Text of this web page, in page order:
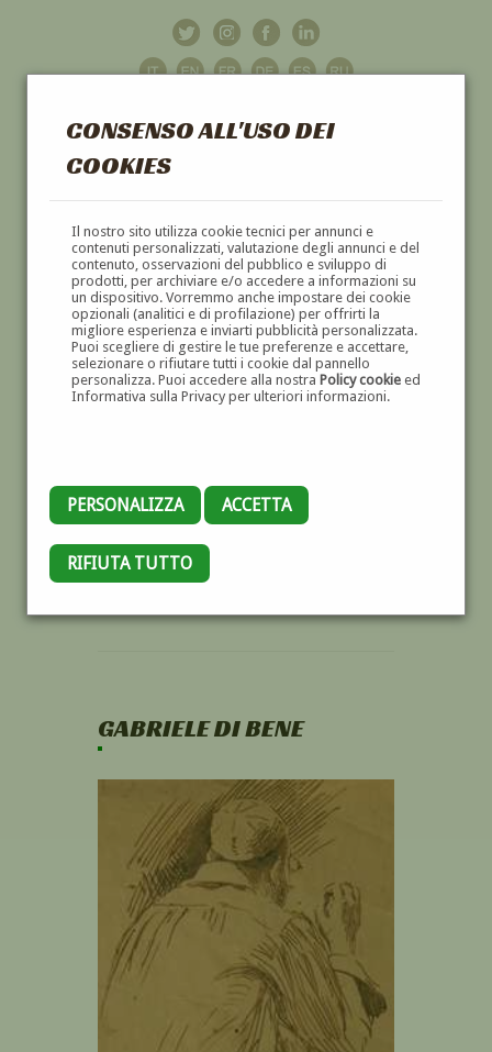
CONSENSO ALL'USO DEI
COOKIES
Il nostro sito utilizza cookie tecnici per annunci e
contenuti personalizzati, valutazione degli annunci e del
contenuto, osservazioni del pubblico e sviluppo di
prodotti, per archiviare e/o accedere a informazioni su
un dispositivo. Vorremmo anche impostare dei cookie
opzionali (analitici e di profilazione) per offrirti la
migliore esperienza e inviarti pubblicità personalizzata.
Puoi scegliere di gestire le tue preferenze e accettare,
selezionare o rifiutare tutti i cookie dal pannello
personalizza. Puoi accedere alla nostra Policy cookieed
Informativa sulla Privacy per ulteriori informazioni.
PERSONALIZZA ACCETTA
RIFIUTA TUTTO
GALLERIAD'ARTE
DIPINTI E SCULTURE '800 E '900
GABRIELE DI BENE